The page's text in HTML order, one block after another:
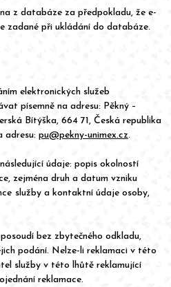
z databáze za předpokladu, že e-
zadané při ukládání do databáze.
elektronických služeb
písemně na adresu: Pěkný –
Bítýška, 664 71, Česká republika
adresu: pu@pekny-unimex.cz.
údaje: popis okolností
zejména druh a datum vzniku
služby a kontaktní údaje osoby,
bez zbytečného odkladu,
podání. Nelze-li reklamaci v této
služby v této lhůtě reklamující
reklamace.